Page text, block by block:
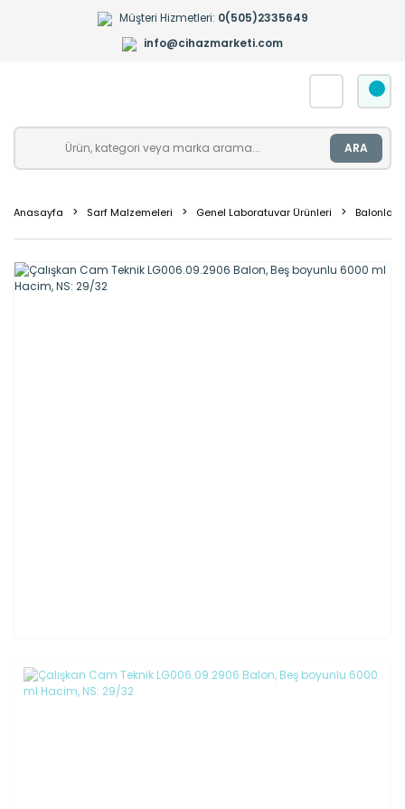
Müşteri Hizmetleri: 0(505)2335649
info@cihazmarketi.com
ARA
Anasayfa Sarf Malzemeleri Genel Laboratuvar Ürünleri Balonlar